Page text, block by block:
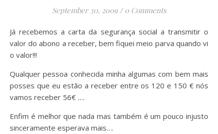
September 30, 2009 / 0 Comments
Já recebemos a carta da segurança social a transmitir o
valor do abono a receber, bem fiquei meio parva quando vi
o valor!!!
Qualquer pessoa conhecida minha algumas com bem mais
posses que eu estão a receber entre os 120 e 150 € nós
vamos receber 56€ ….
Enfim é melhor que nada mas também é um pouco injusto
sinceramente esperava mais….